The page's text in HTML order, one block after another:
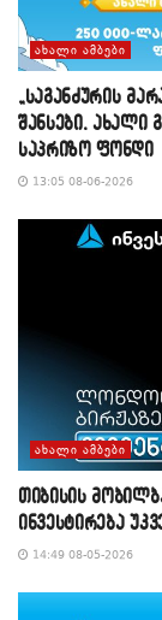
ᲐᲮᲐᲚᲘ ᲐᲛᲑᲔᲑᲘ
„საგანძურის
შანსები, ახალი
საპრიზო ფონდი
13:05 08-06-2026
ᲐᲮᲐᲚᲘ ᲐᲛᲑᲔᲑᲘ
თიბისის
ინვესტირება
14:49 08-05-2026